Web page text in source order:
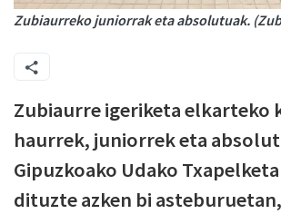
Zubiaurreko juniorrak eta absolutuak.
Zubiaurre igeriketa elkarteko
haurrek, juniorrek eta
Gipuzkoako Udako
dituzte azken bi